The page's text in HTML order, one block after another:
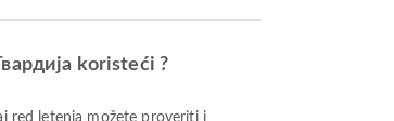
koristeći ?